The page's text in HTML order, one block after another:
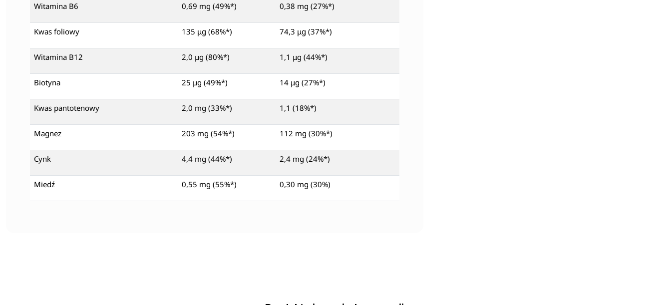
Witamina B6 0,69 mg (49%*) 0,38 mg (27%*)
Kwas foliowy 135 μg (68%*) 74,3 μg (37%*)
Witamina B12 2,0 μg (80%*) 1,1 μg (44%*)
Biotyna 25 μg (49%*) 14 μg (27%*)
Kwas pantotenowy 2,0 mg (33%*) 1,1 (18%*)
Magnez 203 mg (54%*) 112 mg (30%*)
Cynk 4,4 mg (44%*) 2,4 mg (24%*)
Miedź 0,55 mg (55%*) 0,30 mg (30%)